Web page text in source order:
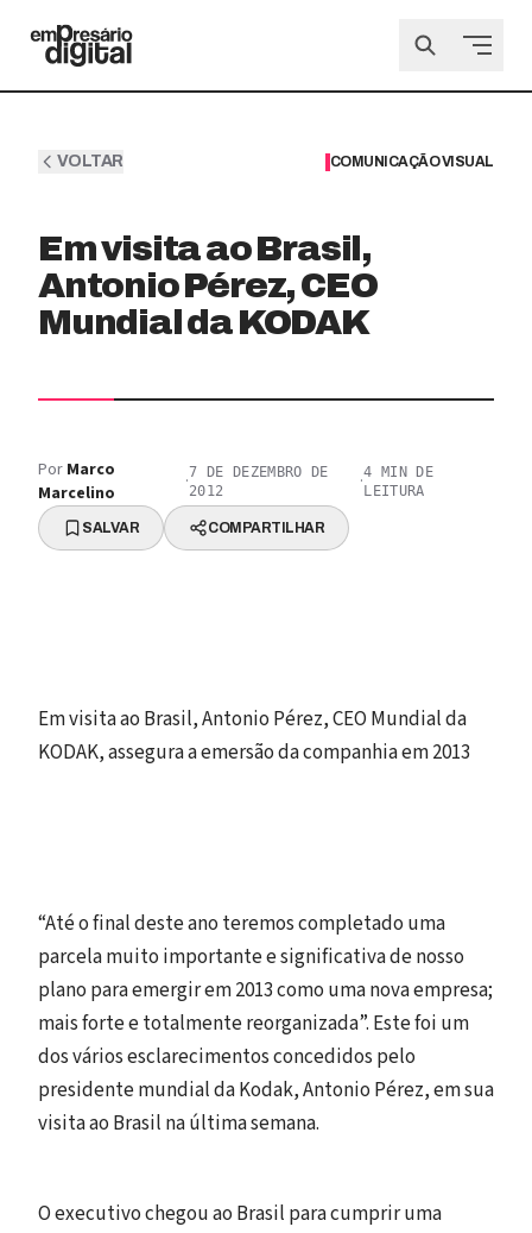
VOLTAR COMUNICAÇÃO VISUAL
Em visita ao Brasil,
Antonio Pérez, CEO
Mundial da KODAK
Por Marco
Marcelino
·7 DE DEZEMBRO DE
2012
·4 MIN DE
LEITURA
SALVAR COMPARTILHAR
Em visita ao Brasil, Antonio Pérez, CEO Mundial da
KODAK, assegura a emersão da companhia em 2013
“Até o final deste ano teremos completado uma
parcela muito importante e significativa de nosso
plano para emergir em 2013 como uma nova empresa;
mais forte e totalmente reorganizada”. Este foi um
dos vários esclarecimentos concedidos pelo
presidente mundial da Kodak, Antonio Pérez, em sua
visita ao Brasil na última semana.
O executivo chegou ao Brasil para cumprir uma